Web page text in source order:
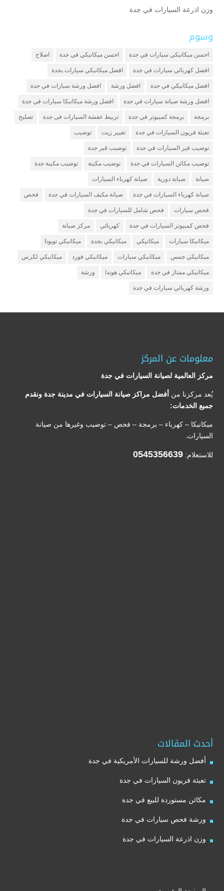
وزن اذرعة السيارات في جدة
وسوم
احسن ميكانيكي سيارات في جدة احسن ميكانيكي في جدة اصلاح
افضل كهربائي سيارات في جدة افضل ميكانيكي سيارات بجدة
افضل ميكانيكي في جدة افضل ورشة افضل ورشة سيارات في جدة
افضل ورشة صيانة سيارات في جدة افضل ورشة ميكانيكا سيارات في جدة
برمجة برمجة كمبيوتر في جدة تربيط عفشة السيارات في جدة تصليح
تعبئة فريون السيارات في جدة تغيير زيت توضيب
توضيب قير السيارات في جدة توضيب قير جدة
توضيب مكائن السيارات في جدة توضيب مكينة توضيب مكينة جدة
صيانة صيانة دورية صيانة كهرباء السيارات
صيانة كهرباء السيارات في جدة صيانة مكيف السيارات في جدة فحص
فحص سيارات فحص شامل للسيارات في جدة
فحص كمبيوتر السيارات في جدة كهربائي مركز صيانة
ميكانيكا سيارات ميكانيكي ميكانيكي بجدة ميكانيكي تويوتا
ميكانيكي جمس ميكانيكي سيارات ميكانيكي فورد ميكانيكي لكزس
ميكانيكي ممتاز في جدة ميكانيكي هوندا ورشة
ورشة كهربائي سيارات في جدة
معلومات عن المركز
مركز العالمية لصيانة السيارات في جدة
يُعد مركزنا من أفضل مراكز صيانة السيارات في مدينة جدة ونقدم
جميع الخدمات:
ميكانيكا – كهرباء – برمجة – فحص – توضيب وغيرها من صيانة
السيارات.
للاستعلام: 0545356639
أحدث المقالات
أفضل ورشة للسيارات الأمريكية في جدة
تعبئة فريون السيارات في جدة
مكائن مستوردة للبيع في جدة
ورشة فحص سيارات في جدة
وزن اذرعة السيارات في جدة